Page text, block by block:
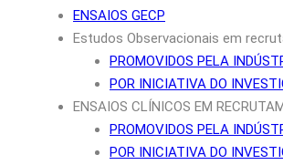
ENSAIOS GECP
Estudos Observacionais em
PROMOVIDOS PELA
POR INICIATIVA DO
ENSAIOS CLÍNICOS EM
PROMOVIDOS PELA
POR INICIATIVA DO